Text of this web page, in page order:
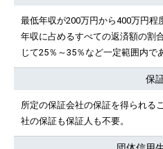
最低年収が200万円から400万円程
年収に占めるすべての返済額の割
じて25％～35％など一定範囲内で
保
所定の保証会社の保証を得られる
社の保証も保証人も不要。